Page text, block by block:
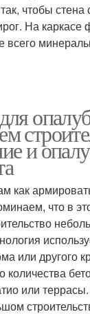
чтобы
На каркасе
всего
и
как
что в
или другого
количества
или